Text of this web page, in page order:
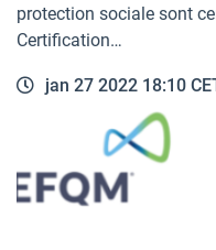
protection sociale sont
Certification…
jan 27 2022 18:10